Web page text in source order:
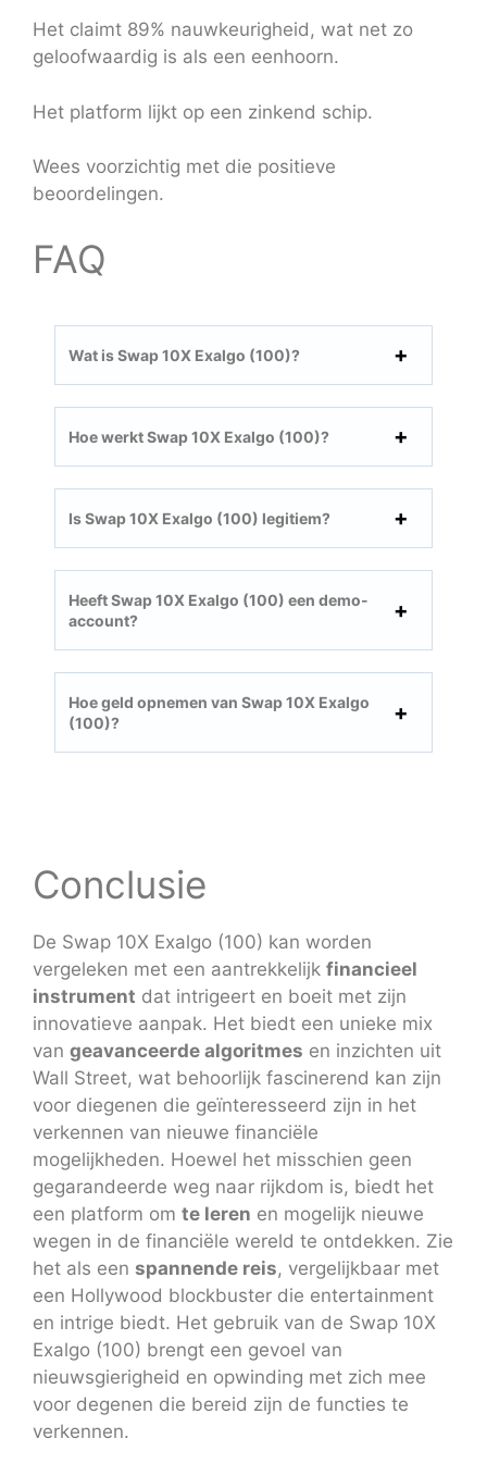
Het claimt 89% nauwkeurigheid, wat net zo
geloofwaardig is als een eenhoorn.
Het platform lijkt op een zinkend schip.
Wees voorzichtig met die positieve
beoordelingen.
FAQ
Wat is Swap 10X Exalgo (100)?
Hoe werkt Swap 10X Exalgo (100)?
Is Swap 10X Exalgo (100) legitiem?
Heeft Swap 10X Exalgo (100) een demo-
account?
Hoe geld opnemen van Swap 10X Exalgo
(100)?
Conclusie
De Swap 10X Exalgo (100) kan worden
vergeleken met een aantrekkelijk financieel
instrument dat intrigeert en boeit met zijn
innovatieve aanpak. Het biedt een unieke mix
van geavanceerde algoritmes en inzichten uit
Wall Street, wat behoorlijk fascinerend kan zijn
voor diegenen die geïnteresseerd zijn in het
verkennen van nieuwe financiële
mogelijkheden. Hoewel het misschien geen
gegarandeerde weg naar rijkdom is, biedt het
een platform om te leren en mogelijk nieuwe
wegen in de financiële wereld te ontdekken. Zie
het als een spannende reis, vergelijkbaar met
een Hollywood blockbuster die entertainment
en intrige biedt. Het gebruik van de Swap 10X
Exalgo (100) brengt een gevoel van
nieuwsgierigheid en opwinding met zich mee
voor degenen die bereid zijn de functies te
verkennen.